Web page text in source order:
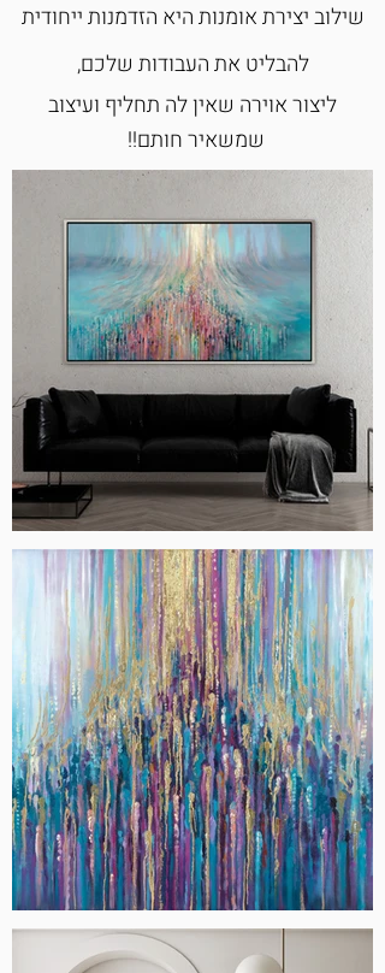
שילוב יצירת אומנות היא הזדמנות ייחודית
להבליט את העבודות שלכם,
ליצור אוירה שאין לה תחליף ועיצוב
שמשאיר חותם!!